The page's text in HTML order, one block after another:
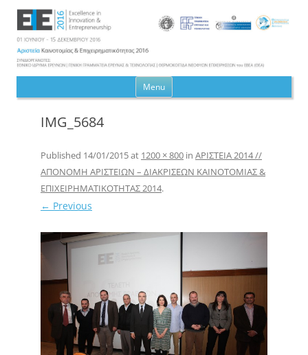
Αριστεία Καινοτομίας &
Επιχειρηματικότητας 2016
Menu
IMG_5684
Published 14/01/2015at 1200 × 800 in ΑΡΙΣΤΕΙΑ 2014 //
ΑΠΟΝΟΜΗ ΑΡΙΣΤΕΙΩΝ – ΔΙΑΚΡΙΣΕΩΝ ΚΑΙΝΟΤΟΜΙΑΣ &
ΕΠΙΧΕΙΡΗΜΑΤΙΚΟΤΗΤΑΣ 2014.
← Previous